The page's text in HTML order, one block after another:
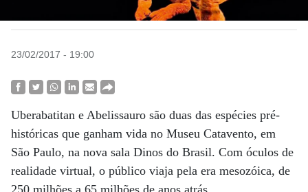
23/02/2017 - 19:00
Uberabatitan e Abelissauro são duas das espécies pré-
históricas que ganham vida no Museu Catavento, em
São Paulo, na nova sala Dinos do Brasil. Com óculos de
realidade virtual, o público viaja pela era mesozóica, de
250 milhões a 65 milhões de anos atrás.